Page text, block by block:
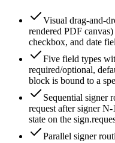
Visual drag-and-
rendered PDF
checkbox, and date
Five field types
required/optional,
block is bound to a
Sequential signer
request after signer
state on the
Parallel signer